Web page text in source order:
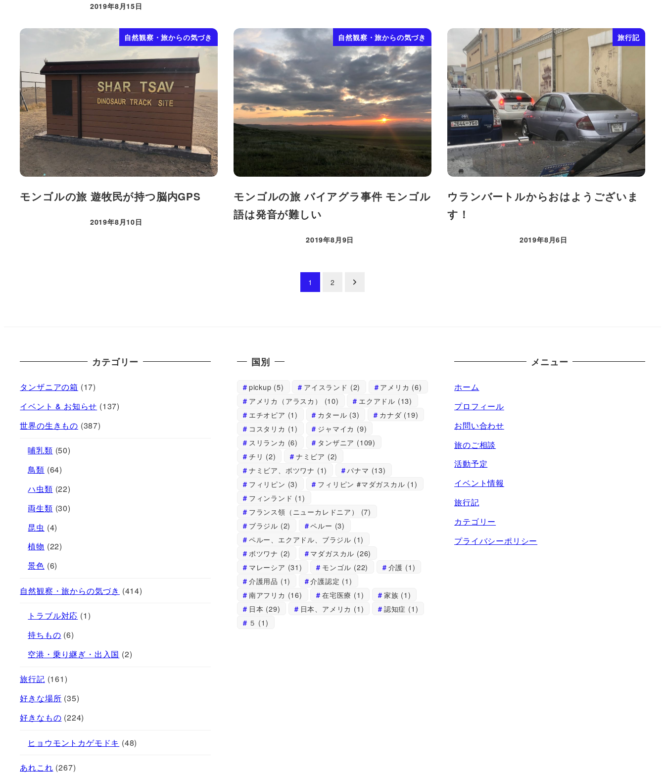
投稿日
2019年8月15日
自然観察・旅からの気づき
モンゴルの旅 遊牧民が持つ脳内GPS
投稿日
2019年8月10日
自然観察・旅からの気づき
モンゴルの旅 バイアグラ事件 モンゴル
語は発音が難しい
投稿日
2019年8月9日
旅行記
ウランバートルからおはようございま
す！
投稿日
2019年8月6日
ー
ジ
送
り
1 2
カテゴリー
タンザニアの箱 (17)
イベント & お知らせ (137)
世界の生きもの (387)
哺乳類 (50)
鳥類 (64)
ハ虫類 (22)
両生類 (30)
昆虫 (4)
植物 (22)
景色 (6)
自然観察・旅からの気づき (414)
トラブル対応 (1)
持ちもの (6)
空港・乗り継ぎ・出入国 (2)
旅行記 (161)
好きな場所 (35)
好きなもの (224)
ヒョウモントカゲモドキ (48)
あれこれ (267)
国別
pickup (5) アイスランド (2) アメリカ (6)
アメリカ（アラスカ）
(10) エクアドル (13)
エチオピア (1) カタール (3) カナダ (19)
コスタリカ (1) ジャマイカ (9)
スリランカ (6) タンザニア (109)
チリ (2) ナミビア (2)
ナミビア、ボツワナ (1) パナマ (13)
フィリピン (3) フィリピン #マダガスカル (1)
フィンランド (1)
フランス領（ニューカレドニア）
(7)
ブラジル (2) ペルー (3)
ペルー、エクアドル、ブラジル (1)
ボツワナ (2) マダガスカル (26)
マレーシア (31) モンゴル (22) 介護 (1)
介護用品 (1) 介護認定 (1)
南アフリカ (16) 在宅医療 (1) 家族 (1)
日本 (29) 日本、アメリカ (1) 認知症 (1)
５ (1)
メニュー
ホーム
プロフィール
お問い合わせ
旅のご相談
活動予定
イベント情報
旅行記
カテゴリー
プライバシーポリシー